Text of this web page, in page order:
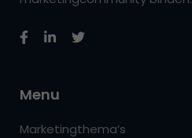
Menu
Marketingthema’s